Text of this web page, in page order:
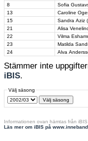
8
Sofia
13
Caroline
15
Sandra Aziz
21
Alisa
22
Vilma
23
Matilda
24
Alva
Stämmer inte
iBIS.
Välj säsong
Informationen ovan hämtas från
Läs mer om iBIS på